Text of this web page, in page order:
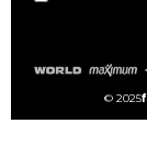
© 2025